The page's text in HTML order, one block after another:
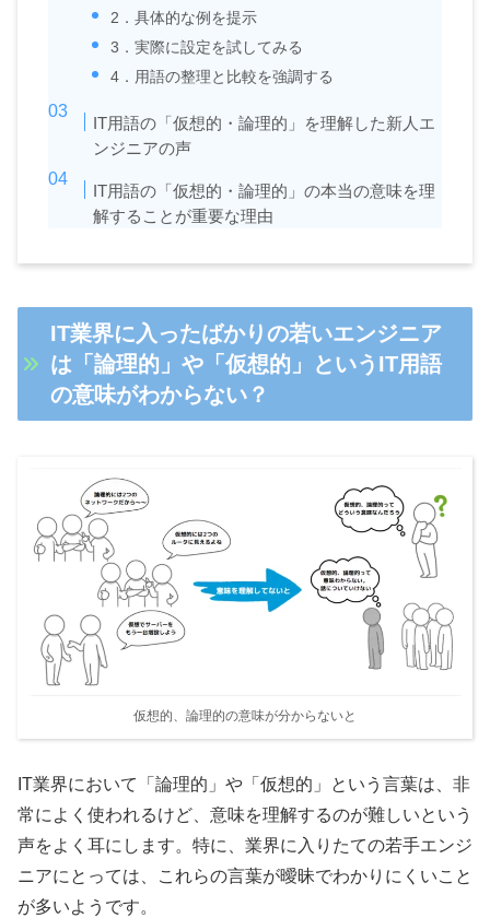
2．具体的な例を提示
3．実際に設定を試してみる
4．用語の整理と比較を強調する
IT用語の「仮想的・論理的」を理解した新人エ
ンジニアの声
IT用語の「仮想的・論理的」の本当の意味を理
解することが重要な理由
IT業界に入ったばかりの若いエンジニア
は「論理的」や「仮想的」というIT用語
の意味がわからない？
仮想的、論理的の意味が分からないと
IT業界において「論理的」や「仮想的」という言葉は、非
常によく使われるけど、意味を理解するのが難しいという
声をよく耳にします。特に、業界に入りたての若手エンジ
ニアにとっては、これらの言葉が曖昧でわかりにくいこと
が多いようです。